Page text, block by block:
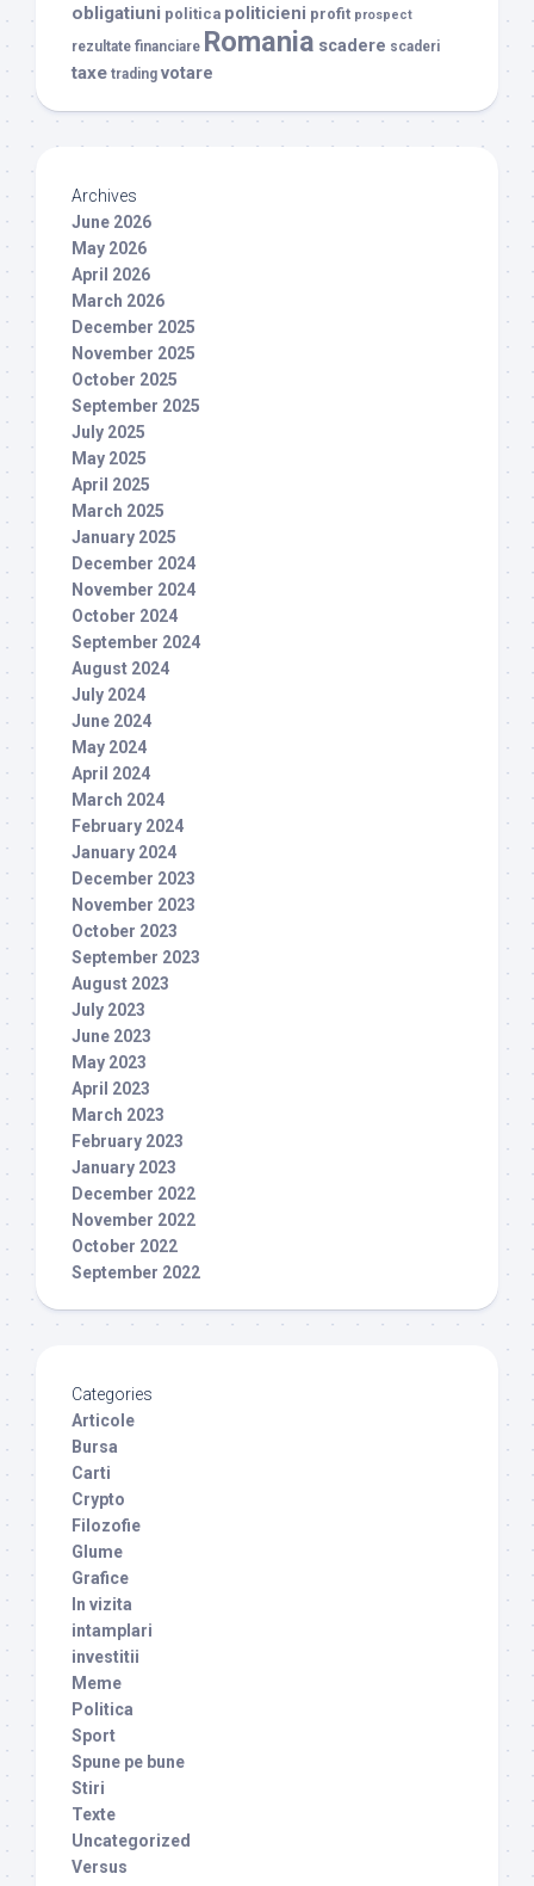
obligatiuni politica politicieni profit prospect
rezultate financiare Romania scadere scaderi
taxe trading votare
Archives
June 2026
May 2026
April 2026
March 2026
December 2025
November 2025
October 2025
September 2025
July 2025
May 2025
April 2025
March 2025
January 2025
December 2024
November 2024
October 2024
September 2024
August 2024
July 2024
June 2024
May 2024
April 2024
March 2024
February 2024
January 2024
December 2023
November 2023
October 2023
September 2023
August 2023
July 2023
June 2023
May 2023
April 2023
March 2023
February 2023
January 2023
December 2022
November 2022
October 2022
September 2022
Categories
Articole
Bursa
Carti
Crypto
Filozofie
Glume
Grafice
In vizita
intamplari
investitii
Meme
Politica
Sport
Spune pe bune
Stiri
Texte
Uncategorized
Versus